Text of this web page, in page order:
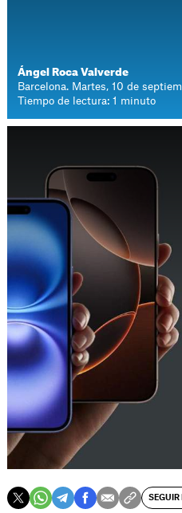
Ángel Roca Valverde
Barcelona. Martes, 10 de
Tiempo de lectura: 1 minuto
SEGUIR